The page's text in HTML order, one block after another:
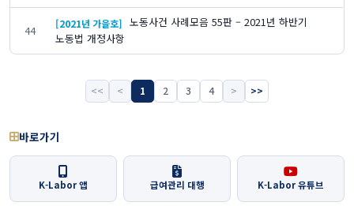
44 [2021년 가을호] 노동사건 사례모음 55판 – 2021년 하반기
노동법 개정사항
<< < 1 2 3 4 > >>
바로가기
K-Labor 앱 급여관리 대행 K-Labor 유튜브